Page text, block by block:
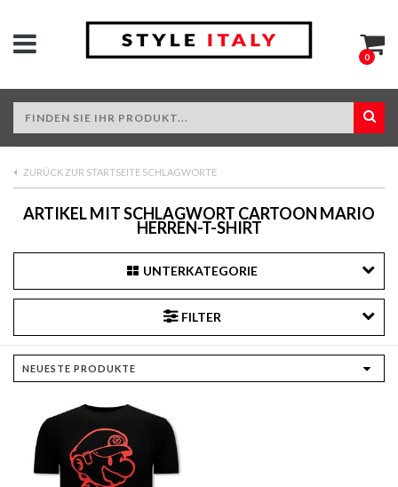
0
ZURÜCK ZUR STARTSEITE SCHLAGWORTE
ARTIKEL MIT SCHLAGWORT CARTOON MARIO
HERREN-T-SHIRT
UNTERKATEGORIE
FILTER